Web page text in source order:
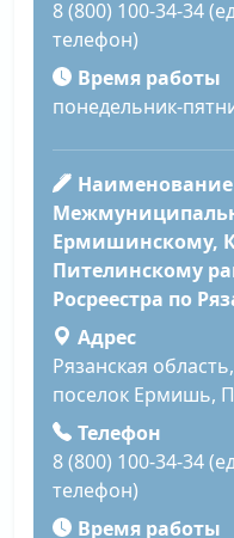
8 (800) 100-34-34
телефон)
Время работы
понедельник-
Наименование
Ермишинскому,
Пителинскому
Росреестра по
Адрес
Рязанская
поселок Ермишь,
Телефон
8 (800) 100-34-34
телефон)
Время работы